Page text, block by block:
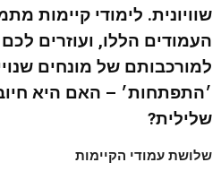
שוויונית. לימודי קיימות
העמודים הללו, ועוזרים
למורכבותם של מונחים
׳התפתחות׳ – האם היא
שלילית?
שלושת עמודי הקיימות